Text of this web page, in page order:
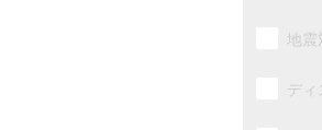
地震
ディ